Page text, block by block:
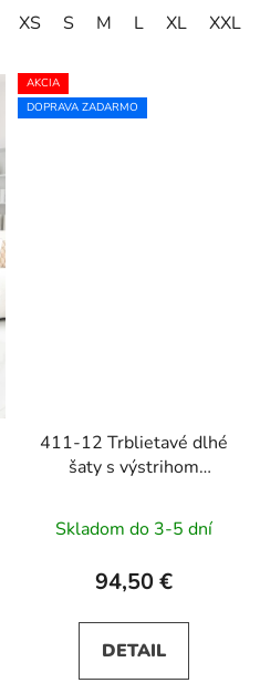
XXXL
XS S M L XL XXL
AKCIA
DOPRAVA ZADARMO
411-12 Trblietavé dlhé
šaty s výstrihom
Skladom do 3-5 dní
94,50 €
DETAIL